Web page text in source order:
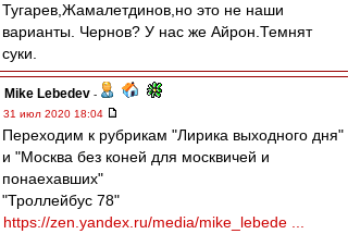
Тугарев,Жамалетдинов,но это не наши
варианты. Чернов? У нас же Айрон.Темнят
суки.
Mike Lebedev -
31 июл 2020 18:04
Переходим к рубрикам "Лирика выходного дня"
и "Москва без коней для москвичей и
понаехавших"
"Троллейбус 78"
https://zen.yandex.ru/media/mike_lebede ...